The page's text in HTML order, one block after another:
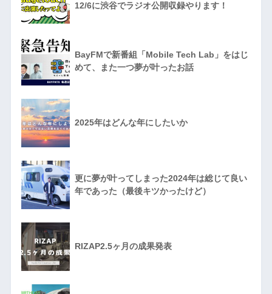
12/6に渋谷でラジオ公開収録やります！
BayFMで新番組「Mobile Tech Lab」をはじ
めて、また一つ夢が叶ったお話
2025年はどんな年にしたいか
更に夢が叶ってしまった2024年は総じて良い
年であった（最後キツかったけど）
RIZAP2.5ヶ月の成果発表